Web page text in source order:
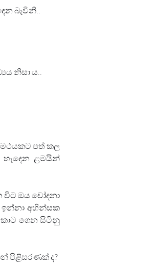
බැවිනි..
නිසා ය..
පත් කල
ළමයින්
විට ඔය චෝදනා
ඉන්නා අහින්සක
ගෙන සිටිනු
පිළිසරණක් ද?